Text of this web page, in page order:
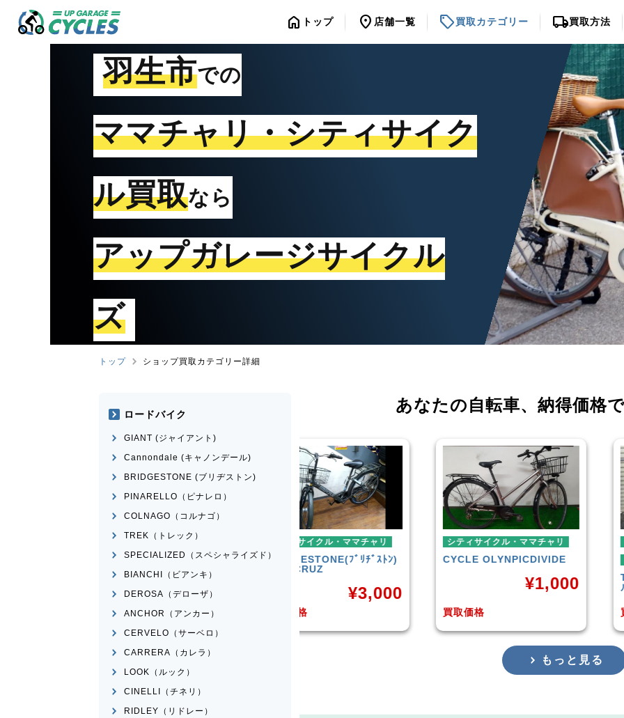
home トップ location_on 店舗一覧 sell買取カテゴリー local_shipping買取方法
羽生市での
ママチャリ・シティサイク
ル買取なら
アップガレージサイクル
ズ
トップ ショップ買取カテゴリー詳細
あなたの自転車、 納得価格
シティサイクル・ママチャリ
BRIDGESTONE(ﾌﾞﾘﾁﾞｽﾄﾝ)
STEPCRUZ
買取価格
シティサイクル・ママチャリ
CYCLE OLYNPIC
¥
ミニベロ
シティサイクル・ママチャリ
SURGE 2021年モデ
もっと見る
ロードバイク
GIANT (ジャイアント)
Cannondale (キャノンデール)
BRIDGESTONE (ブリヂストン)
PINARELLO（ピナレロ）
COLNAGO（コルナゴ）
TREK（トレック）
SPECIALIZED（スペシャライズド）
BIANCHI（ビアンキ）
DEROSA（デローザ）
ANCHOR（アンカー）
CERVELO（サーベロ）
CARRERA（カレラ）
LOOK（ルック）
CINELLI（チネリ）
RIDLEY（リドレー）